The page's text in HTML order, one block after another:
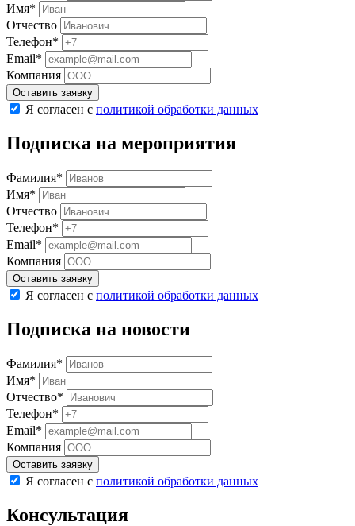
Имя*
Отчество
Телефон*
Email*
Компания
Оставить заявку
Я согласен с политикой обработки данных
Подписка на мероприятия
Фамилия*
Имя*
Отчество
Телефон*
Email*
Компания
Оставить заявку
Я согласен с политикой обработки данных
Подписка на новости
Фамилия*
Имя*
Отчество*
Телефон*
Email*
Компания
Оставить заявку
Я согласен с политикой обработки данных
Консультация